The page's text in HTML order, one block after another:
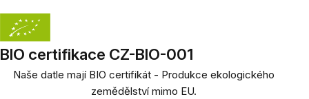
BIO certifikace CZ-BIO-001
Naše datle mají BIO certifikát - Produkce ekologického
zemědělství mimo EU.